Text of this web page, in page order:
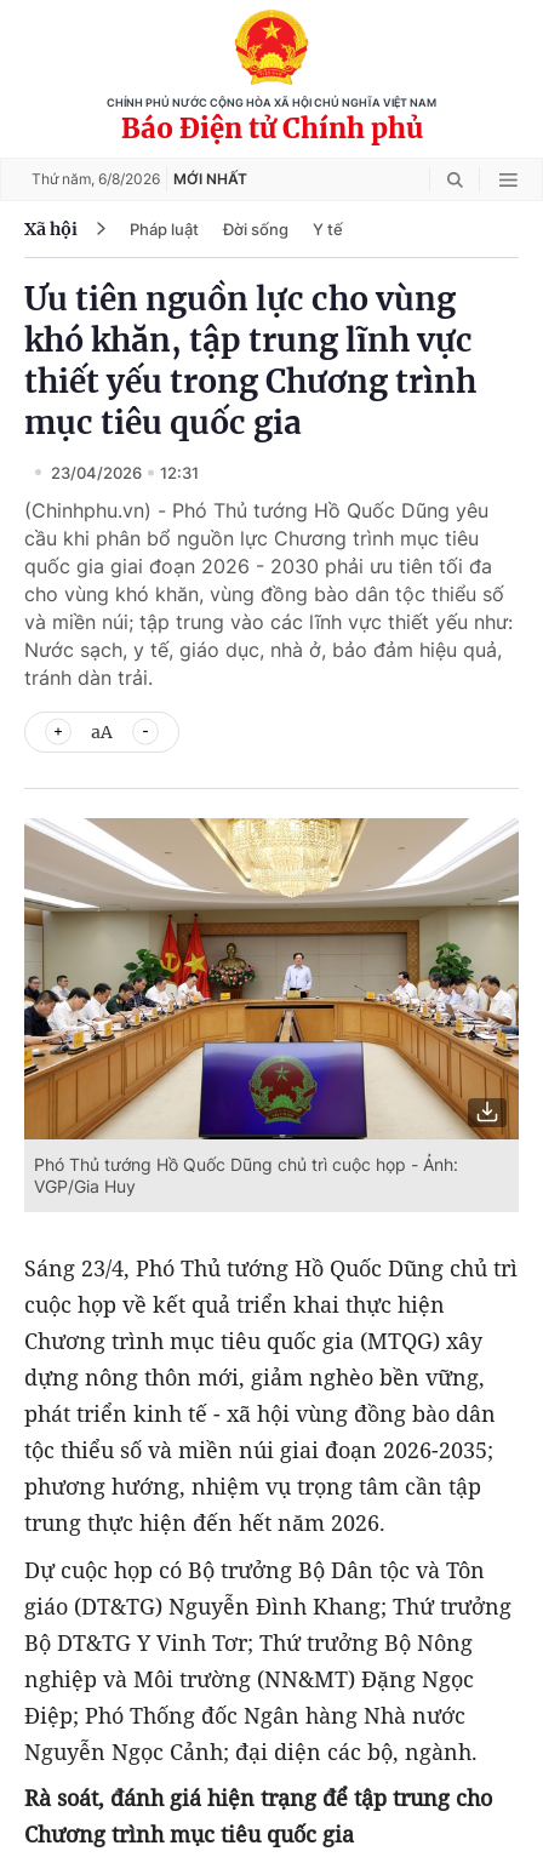
CHÍNH PHỦ NƯỚC CỘNG HÒA XÃ HỘI CHỦ NGHĨA VIỆT NAM
Báo Điện tử Chính phủ
Thứ năm, 6/8/2026 MỚI NHẤT
Xã hội Pháp luật Đời sống Y tế
Ưu tiên nguồn lực cho vùng
khó khăn, tập trung lĩnh vực
thiết yếu trong Chương trình
mục tiêu quốc gia
23/04/2026 12:31
(Chinhphu.vn) - Phó Thủ tướng Hồ Quốc Dũng yêu
cầu khi phân bổ nguồn lực Chương trình mục tiêu
quốc gia giai đoạn 2026 - 2030 phải ưu tiên tối đa
cho vùng khó khăn, vùng đồng bào dân tộc thiểu số
và miền núi; tập trung vào các lĩnh vực thiết yếu như:
Nước sạch, y tế, giáo dục, nhà ở, bảo đảm hiệu quả,
tránh dàn trải.
aA
Phó Thủ tướng Hồ Quốc Dũng chủ trì cuộc họp - Ảnh:
VGP/Gia Huy
Sáng 23/4, Phó Thủ tướng Hồ Quốc Dũng chủ trì
cuộc họp về kết quả triển khai thực hiện
Chương trình mục tiêu quốc gia (MTQG) xây
dựng nông thôn mới, giảm nghèo bền vững,
phát triển kinh tế - xã hội vùng đồng bào dân
tộc thiểu số và miền núi giai đoạn 2026-2035;
phương hướng, nhiệm vụ trọng tâm cần tập
trung thực hiện đến hết năm 2026.
Dự cuộc họp có Bộ trưởng Bộ Dân tộc và Tôn
giáo (DT&TG) Nguyễn Đình Khang; Thứ trưởng
Bộ DT&TG Y Vinh Tơr; Thứtrưởng Bộ Nông
nghiệp và Môi trường (NN&MT) Đặng Ngọc
Điệp; Phó Thống đốc Ngân hàng Nhà nước
Nguyễn Ngọc Cảnh; đại diện các bộ, ngành.
Rà soát, đánh giá hiện trạng để tập trung cho
Chương trình mục tiêu quốc gia